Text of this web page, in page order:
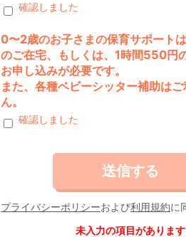
確認しました
0〜2歳のお子さまの保育サポート
のご在宅、もしくは、1時間550円
お申し込みが必要です。
また、各種ベビーシッター補助は
ん。
確認しました
プライバシーポリシーおよび利用規約に
未入力の項目があります